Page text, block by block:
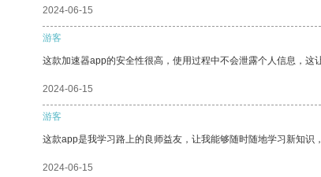
2024-06-15
游客
这款加速器app的安全性很高，使用过程中不会泄露个人信息，这
2024-06-15
游客
这款app是我学习路上的良师益友，让我能够随时随地学习新知识
2024-06-15